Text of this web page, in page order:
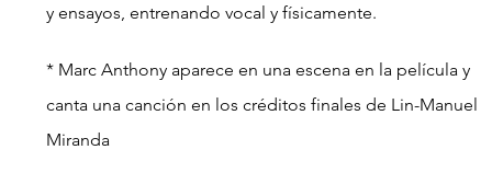
y ensayos, entrenando vocal y físicamente.
* Marc Anthony aparece en una escena en la película y
canta una canción en los créditos finales de Lin-Manuel
Miranda